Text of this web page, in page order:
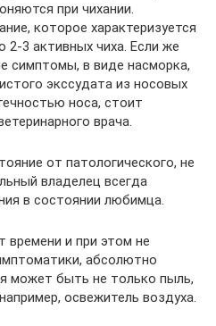
при чихании.
которое характеризуется
2-3 активных чиха. Если же
симптомы, в виде насморка,
экссудата из носовых
носа, стоит
врача.
от патологического, не
владелец всегда
в состоянии любимца.
и при этом не
абсолютно
может быть не только пыль,
освежитель воздуха.